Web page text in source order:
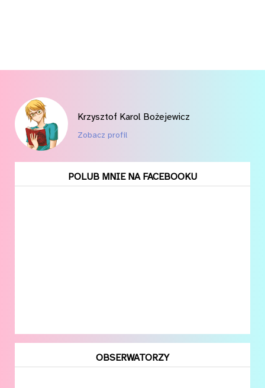
Krzysztof Karol Bożejewicz
Zobacz profil
POLUB MNIE NA FACEBOOKU
OBSERWATORZY